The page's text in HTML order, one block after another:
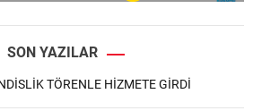
SON YAZILAR
TÖRENLE HİZMETE GİRDİ